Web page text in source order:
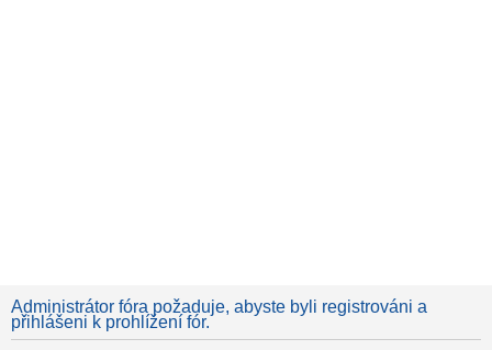
Administrátor fóra požaduje, abyste byli registrováni a
přihlášeni k prohlížení fór.